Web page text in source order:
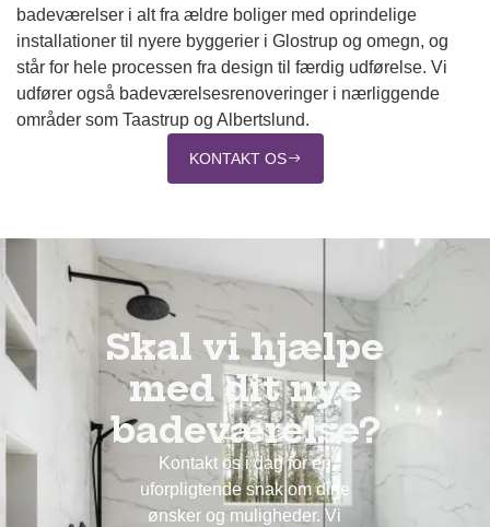
badeværelser i alt fra ældre boliger med oprindelige
installationer til nyere byggerier i Glostrup og omegn, og
står for hele processen fra design til færdig udførelse. Vi
udfører også badeværelsesrenoveringer i nærliggende
områder som Taastrup og Albertslund.
KONTAKT OS
Skal vi hjælpe
med dit nye
badeværelse?
Kontakt os i dag for en
uforpligtende snak om dine
ønsker og muligheder. Vi